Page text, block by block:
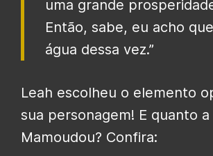
uma grande
Então, sabe, eu acho
água dessa vez.”
Leah escolheu o elemento
sua personagem! E quanto a
Mamoudou? Confira: